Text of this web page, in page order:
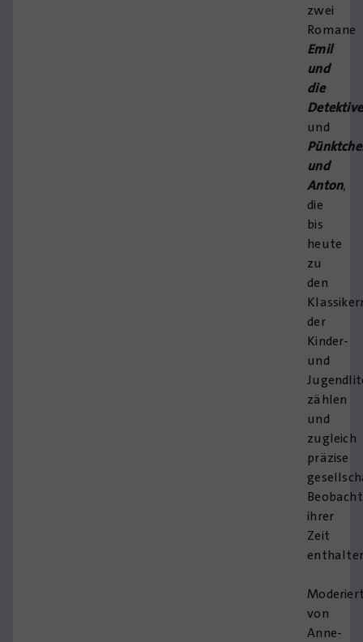
zwei
Romane
Emil
und
die
Detektive
und
und
Anton,
die
bis
heute
zu
den
der
Kinder-
und
zählen
und
zugleich
präzise
ihrer
Zeit
von
Anne-